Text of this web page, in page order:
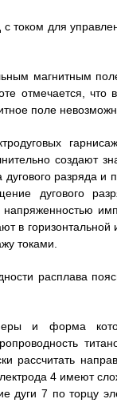
с током для
магнитным
что
поле
создают
дугового разряда
дугового
в горизонтальной
токами.
расплава
и форма
рассчитать
4 имеют
дуги 7 по торцу